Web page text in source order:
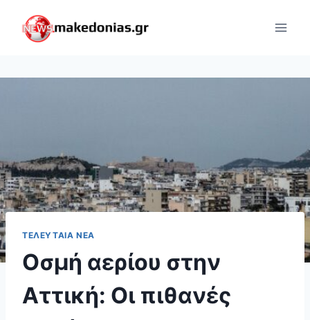
content
ΤΕΛΕΥΤΑΊΑ ΝΈΑ
Οσμή αερίου στην
Αττική: Οι πιθανές